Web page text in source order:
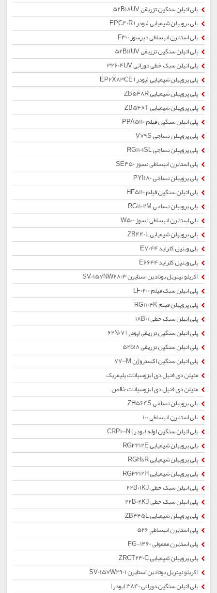
پلی اتیلن سنگین تزریقی 52B18UV
پلی پروپیلن شیمیایی (پودر) EPC40R
پلی استایرن انبساطی دیرسوز F300
پلی اتیلن سنگین تزریقی 52B11UV
پلی اتیلن سبک خطی دورانی 32604UV
پلی پروپیلن شیمیایی (پودر) EP2X83CE
پلی پروپیلن شیمیایی ZB548R
پلی پروپیلن شیمیایی ZB548T
پلی اتیلن سنگین فیلم PPA5110
پلی پروپیلن نساجی V79S
پلی پروپیلن نساجی RG1101SL
پلی استایرن انبساطی نسوز SE450
پلی پروپیلن نساجی PYI180
پلی اتیلن سنگین فیلم HF5110
پلی پروپیلن نساجی RG1102M
پلی استایرن انبساطی نسوز W500
پلی پروپیلن شیمیایی ZB440L
پلی وینیل کلراید E7044
پلی وینیل کلراید E6644
اکریلو نیتریل بوتادین استایرن SV0157NW2803
پلی اتیلن سبک فیلم LF0200
پلی پروپیلن فیلم RG1104K
پلی اتیلن سبک خطی 18B01
پلی اتیلن سنگین تزریقی(پودر) 62N07
پلی اتیلن سنگین تزریقی 52b18
پلی اتیلن سنگین اکستروژن 7700M
متیلن دی فنیل دی ایزوسیانات پلیمریک
متیلن دی فنیل دی ایزوسیانات خالص
پلی پروپیلن نساجی ZH564S
پلی استایرن انبساطی 100
پلی اتیلن سنگین لوله (پودر) CRP100N
پلی پروپیلن شیمیایی RG3212E
پلی پروپیلن شیمیایی RGH&R
پلی پروپیلن شیمیایی RG3212H
پلی اتیلن سبک خطی 22B01KJ
پلی اتیلن سبک خطی 22B02KJ
پلی پروپیلن شیمیایی ZB445L
پلی استایرن انبساطی 526
پلی استایرن معمولی 1460-FG
پلی پروپیلن شیمیایی ZRCT230C
اکریلو نیتریل بوتادین استایرن SV0157W2901
پلی اتیلن سنگین دورانی 3840 (پودر)